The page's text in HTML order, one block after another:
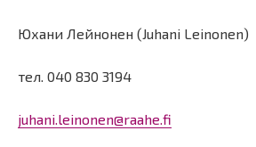
Юхани Лейнонен (Juhani Leinonen)
тел. 040 830 3194
juhani.leinonen@raahe.fi